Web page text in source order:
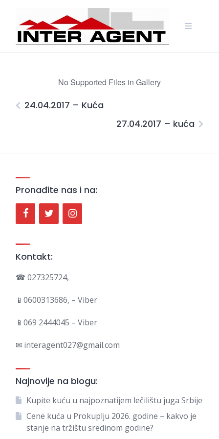
content
No Supported Files in Gallery
24.04.2017 – Kuća
27.04.2017 – kuća
Pronađite nas i na:
Kontakt:
☎ 027325724,
📱0600313686, – Viber
📱069 2444045 – Viber
✉ interagent027@gmail.com
Najnovije na blogu:
Kupite kuću u najpoznatijem lečilištu juga Srbije
Cene kuća u Prokuplju 2026. godine – kakvo je
stanje na tržištu sredinom godine?